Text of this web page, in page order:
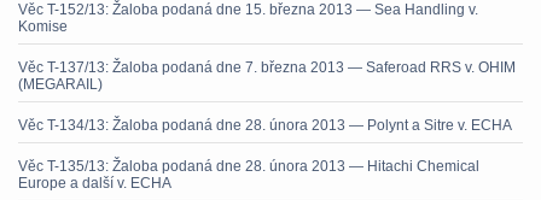
Věc T-152/13: Žaloba podaná dne 15. března 2013 — Sea Handling v.
Komise
Věc T-137/13: Žaloba podaná dne 7. března 2013 — Saferoad RRS v. OHIM
(MEGARAIL)
Věc T-134/13: Žaloba podaná dne 28. února 2013 — Polynt a Sitre v. ECHA
Věc T-135/13: Žaloba podaná dne 28. února 2013 — Hitachi Chemical
Europe a další v. ECHA